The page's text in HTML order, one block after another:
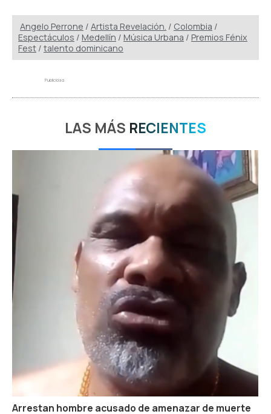
Angelo Perrone / Artista Revelación. / Colombia /
Espectáculos / Medellín / Música Urbana / Premios Fénix
Fest / talento dominicano
Publicidad
LAS MÁS RECIENTES
Arrestan hombre acusado de amenazar de muerte